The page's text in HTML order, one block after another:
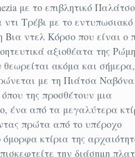
με εκτιμήσεις
το πνευματικό
κονκλάβιο
με το επιβλητικό Παλάτσο
Τρέβι με το εντυπωσιακό
Βια ντελ Κόρσο που είναι ο
αξιοθέατα της
ακόμα και
με τη Πιάτσα
της προσθέτουν μια
ένα από τα μεγαλύτερα
πρώτα από το υπέροχο
κτίρια της
την διάσημη